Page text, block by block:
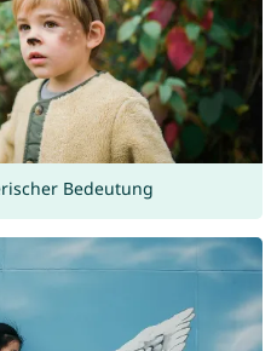
Bedeutung